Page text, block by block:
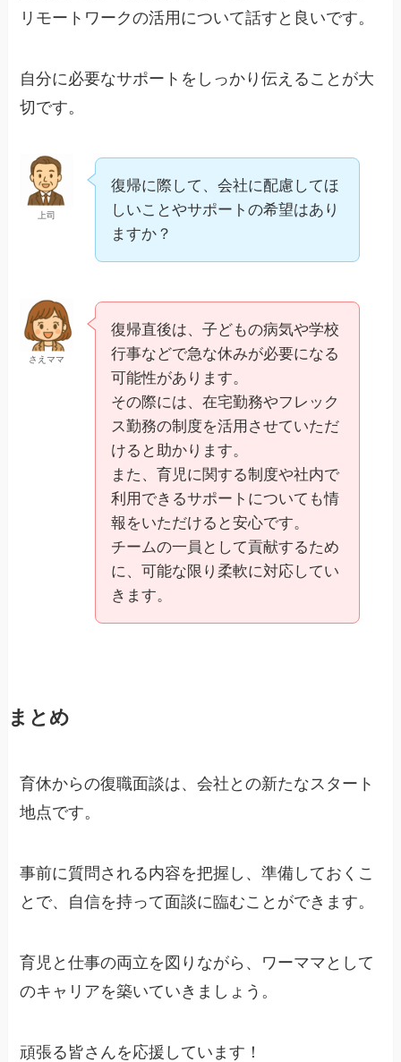
リモートワークの活用について話すと良いです。
自分に必要なサポートをしっかり伝えることが大
切です。
上司
復帰に際して、会社に配慮してほ
しいことやサポートの希望はあり
ますか？
さえママ
復帰直後は、子どもの病気や学校
行事などで急な休みが必要になる
可能性があります。
その際には、在宅勤務やフレック
ス勤務の制度を活用させていただ
けると助かります。
また、育児に関する制度や社内で
利用できるサポートについても情
報をいただけると安心です。
チームの一員として貢献するため
に、可能な限り柔軟に対応してい
きます。
まとめ
育休からの復職面談は、会社との新たなスタート
地点です。
事前に質問される内容を把握し、準備しておくこ
とで、自信を持って面談に臨むことができます。
育児と仕事の両立を図りながら、ワーママとして
のキャリアを築いていきましょう。
頑張る皆さんを応援しています！